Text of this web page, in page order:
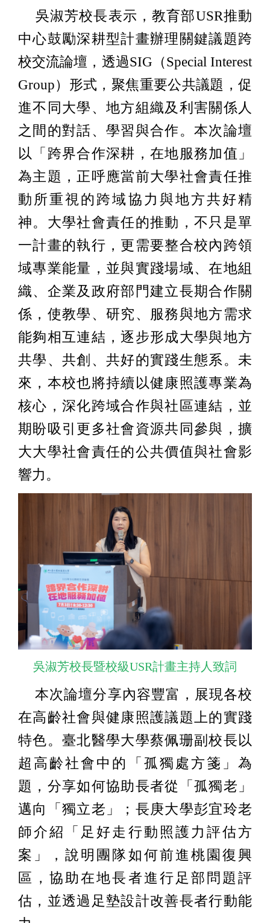
吳淑芳校長表示，教育部USR推動
中心鼓勵深耕型計畫辦理關鍵議題跨
校交流論壇，透過SIG（Special Interest
Group）形式，聚焦重要公共議題，促
進不同大學、地方組織及利害關係人
之間的對話、學習與合作。本次論壇
以「跨界合作深耕，在地服務加值」
為主題，正呼應當前大學社會責任推
動所重視的跨域協力與地方共好精
神。大學社會責任的推動，不只是單
一計畫的執行，更需要整合校內跨領
域專業能量，並與實踐場域、在地組
織、企業及政府部門建立長期合作關
係，使教學、研究、服務與地方需求
能夠相互連結，逐步形成大學與地方
共學、共創、共好的實踐生態系。未
來，本校也將持續以健康照護專業為
核心，深化跨域合作與社區連結，並
期盼吸引更多社會資源共同參與，擴
大大學社會責任的公共價值與社會影
響力。
吳淑芳校長暨校級USR計畫主持人致詞
本次論壇分享內容豐富，展現各校
在高齡社會與健康照護議題上的實踐
特色。臺北醫學大學蔡佩珊副校長以
超高齡社會中的「孤獨處方箋」為
題，分享如何協助長者從「孤獨老」
邁向「獨立老」；長庚大學彭宜玲老
師介紹「足好走行動照護力評估方
案」，說明團隊如何前進桃園復興
區，協助在地長者進行足部問題評
估，並透過足墊設計改善長者行動能